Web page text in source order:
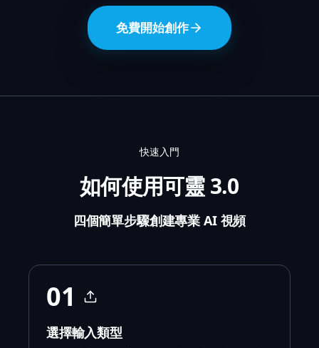
免費開始創作
快速入門
如何使用可靈 3.0
四個簡單步驟創建專業 AI 視頻
01
選擇輸入類型